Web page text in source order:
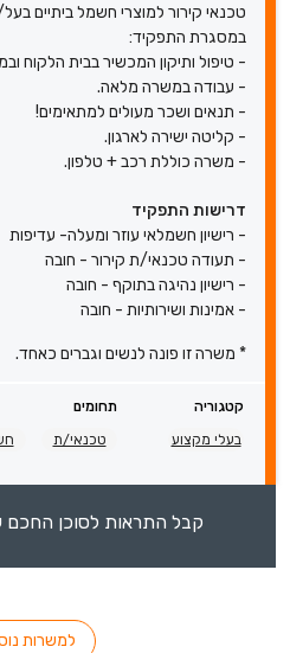
טכנאי קירור למוצרי חשמל ביתיים
במסגרת התפקיד:
- טיפול ותיקון המכשיר בבית הלקוח
- עבודה במשרה מלאה.
- תנאים ושכר מעולים למתאימים!
- קליטה ישירה לארגון.
- משרה כוללת רכב + טלפון.
דרישות התפקיד
- רישיון חשמלאי עוזר ומעלה- עדיפות
- תעודה טכנאי/ת קירור - חובה
- רישיון נהיגה בתוקף - חובה
- אמינות ושירותיות - חובה
* משרה זו פונה לנשים וגברים כאחד.
קטגוריה
תחומים
בעלי מקצוע
טכנאי/ת
קבל התראות לסוכן החכם
למשרות